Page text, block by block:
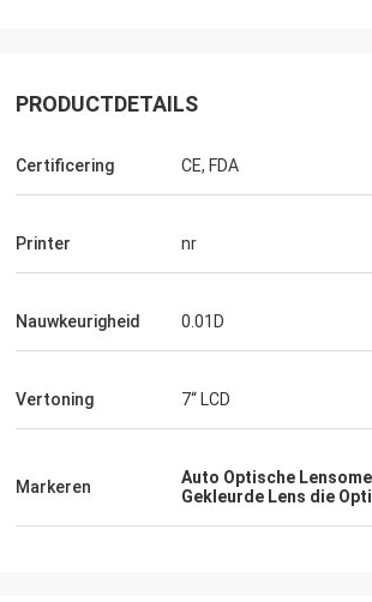
Ik probeerde meer dan 10 leveranciers
voor onze optische instrumentenzaken
echte professionele antwoorden geven
PRODUCTDETAILS
Certificering CE, FDA
Printer nr
Nauwkeurigheid 0.01D
Vertoning 7“ LCD
Markeren Auto Optische
Gekleurde Lens die